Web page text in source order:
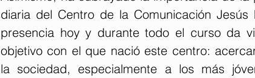
diaria del Centro de la Comunicación Jesús
presencia hoy y durante todo el curso da
objetivo con el que nació este centro:
la sociedad, especialmente a los más